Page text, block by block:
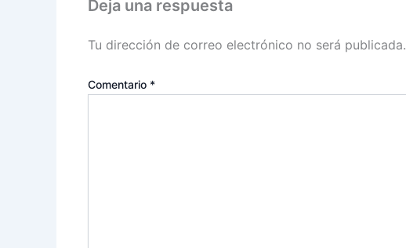
Deja una respuesta
Tu dirección de correo electrónico no será publicada.
Comentario *